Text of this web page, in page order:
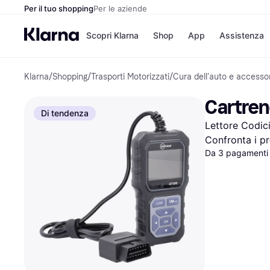
Per il tuo shoppingPer le aziende
Scopri Klarna
Opzioni di
Paga ora
Paga in 3 rate
Paga dopo 30 giorni
Finanziamento
Shop
Negozi
Unieuro
Media
eBay
Zalando
App Assistenza
Klarna/Shopping/Trasporti Motorizzati/Cura dell'auto e
Di tendenza
Lettore
Confronta i
Da 3